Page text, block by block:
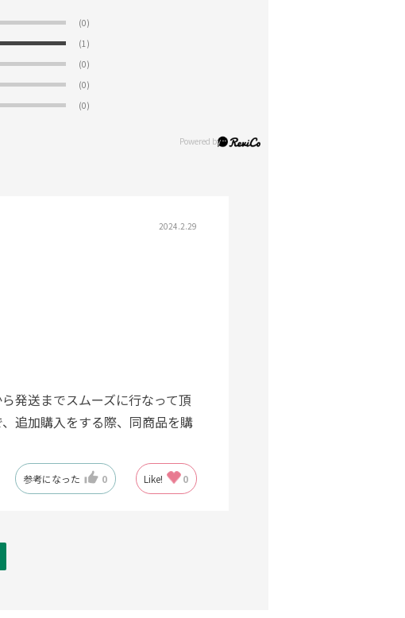
(0)
(1)
(0)
(0)
(0)
2024.2.29
発送までスムーズに行なって頂
追加購入をする際、同商品を購
参考になった 0 Like! 0